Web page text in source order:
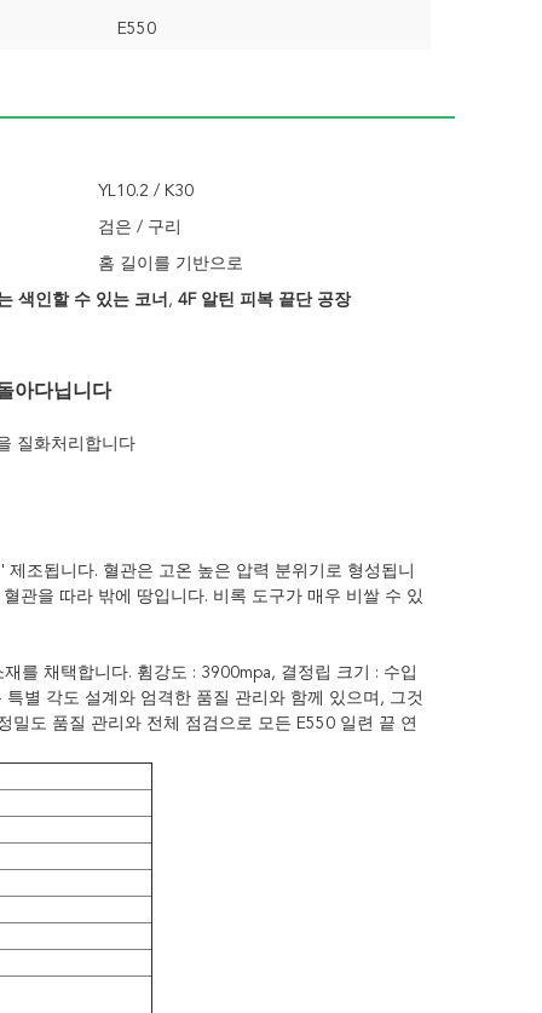
E550
YL10.2 / K30
검은 / 구리
홈 길이를 기반으로
색인할 수 있는 코너 , 4F 알틴 피복 끝단 공장
아다닙니다
질화처리합니다
조됩니다. 혈관은 고온 높은 압력 분위기로 형성됩니
관을 따라 밖에 땅입니다. 비록 도구가 매우 비쌀 수 있
를 채택합니다. 휨강도 : 3900mpa, 결정립 크기 : 수입
별 각도 설계와 엄격한 품질 관리와 함께 있으며, 그것
도 품질 관리와 전체 점검으로 모든 E550 일련 끝 연